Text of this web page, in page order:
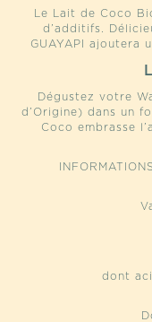
Le Lait de Coco
d’additifs.
GUAYAPI ajoutera
Dégustez votre
d’Origine) dans un
Coco embrasse
dont